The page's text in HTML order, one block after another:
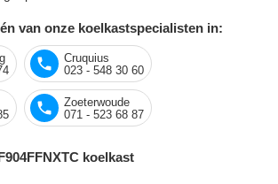
van onze koelkastspecialisten in:
Cruquius
023 - 548 30 60
Zoeterwoude
071 - 523 68 87
koelkast